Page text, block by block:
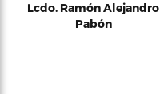
Lcdo. Ramón Alejandro
Pabón